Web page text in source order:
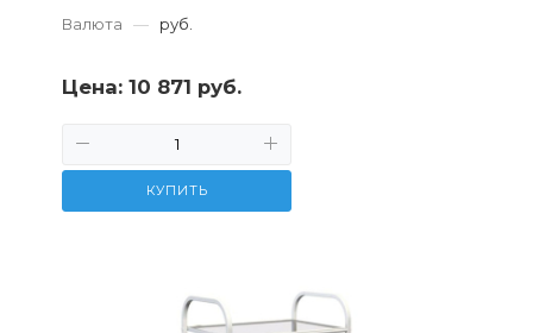
Валюта — руб.
Цена: 10 871 руб.
КУПИТЬ